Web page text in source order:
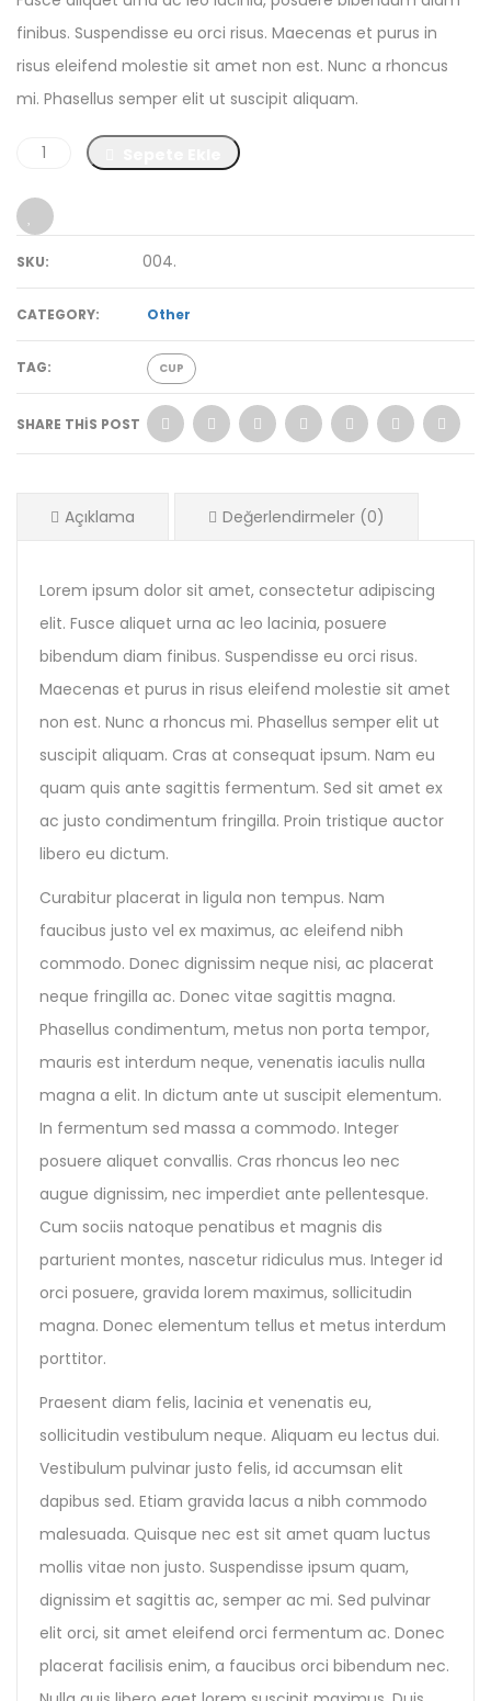
finibus. Suspendisse eu orci risus. Maecenas et purus in
risus eleifend molestie sit amet non est. Nunc a rhoncus
mi. Phasellus semper elit ut suscipit aliquam.
SKU: 004.
CATEGORY: Other
TAG: CUP
SHARE THIS POST
Açıklama Değerlendirmeler (0)
Lorem ipsum dolor sit amet, consectetur adipiscing
elit. Fusce aliquet urna ac leo lacinia, posuere
bibendum diam finibus. Suspendisse eu orci risus.
Maecenas et purus in risus eleifend molestie sit amet
non est. Nunc a rhoncus mi. Phasellus semper elit ut
suscipit aliquam. Cras at consequat ipsum. Nam eu
quam quis ante sagittis fermentum. Sed sit amet ex
ac justo condimentum fringilla. Proin tristique auctor
libero eu dictum.
Curabitur placerat in ligula non tempus. Nam
faucibus justo vel ex maximus, ac eleifend nibh
commodo. Donec dignissim neque nisi, ac placerat
neque fringilla ac. Donec vitae sagittis magna.
Phasellus condimentum, metus non porta tempor,
mauris est interdum neque, venenatis iaculis nulla
magna a elit. In dictum ante ut suscipit elementum.
In fermentum sed massa a commodo. Integer
posuere aliquet convallis. Cras rhoncus leo nec
augue dignissim, nec imperdiet ante pellentesque.
Cum sociis natoque penatibus et magnis dis
parturient montes, nascetur ridiculus mus. Integer id
orci posuere, gravida lorem maximus, sollicitudin
magna. Donec elementum tellus et metus interdum
porttitor.
Praesent diam felis, lacinia et venenatis eu,
sollicitudin vestibulum neque. Aliquam eu lectus dui.
Vestibulum pulvinar justo felis, id accumsan elit
dapibus sed. Etiam gravida lacus a nibh commodo
malesuada. Quisque nec est sit amet quam luctus
mollis vitae non justo. Suspendisse ipsum quam,
dignissim et sagittis ac, semper ac mi. Sed pulvinar
elit orci, sit amet eleifend orci fermentum ac. Donec
placerat facilisis enim, a faucibus orci bibendum nec.